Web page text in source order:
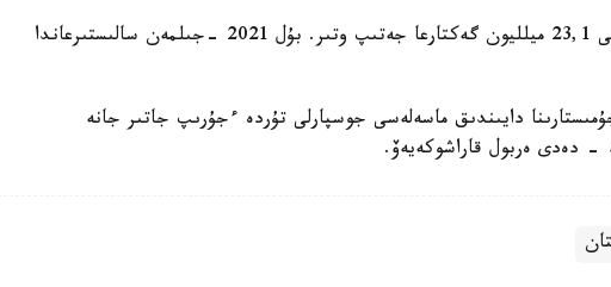
ايتۋىنشا، بيىلعى جالپى ەگىس كولەمى 23,1 ميلليون گەكتارعا جەتىپ وتىر. بۇل 2021 -جىلمەن سالىستىرعاندا
دايىندىق ماسەلەسى جوسپارلى تۇردە ءجۇرىپ جاتىر جانە
- دەدى ەربول قاراشوكەيەۆ.